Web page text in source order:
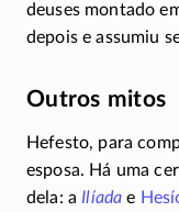
deuses montado
depois e assumiu
Outros mitos
Hefesto, para
esposa. Há uma
dela: aIlíada e